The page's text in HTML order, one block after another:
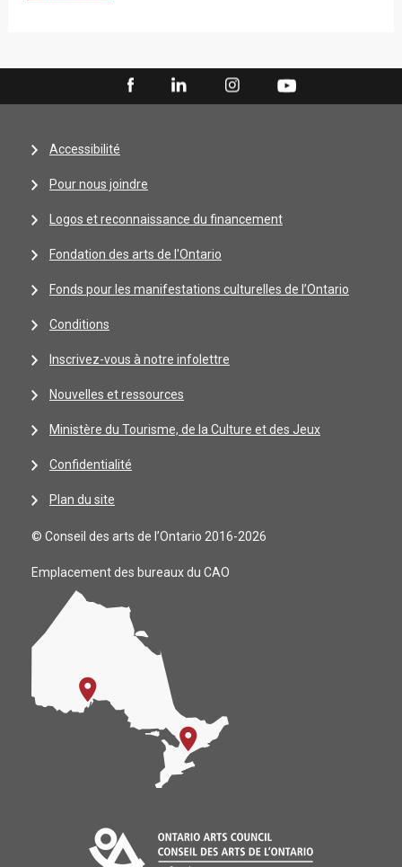
Accessibilité
Pour nous joindre
Logos et reconnaissance du financement
Fondation des arts de l'Ontario
Fonds pour les manifestations culturelles de l’Ontario
Conditions
Inscrivez-vous à notre infolettre
Nouvelles et ressources
Ministère du Tourisme, de la Culture et des Jeux
Confidentialité
Plan du site
© Conseil des arts de l’Ontario 2016-2026
Emplacement des bureaux du CAO